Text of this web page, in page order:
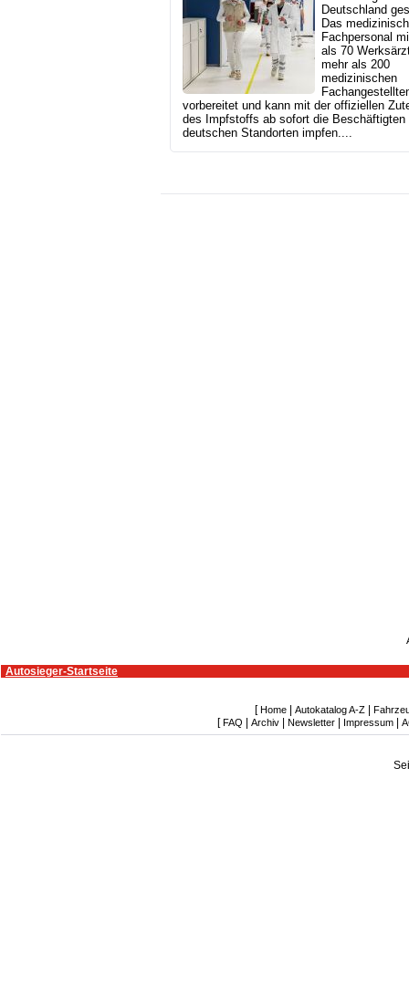
Deutschland
Das
Fachpersonal
als 70
mehr als 200
medizinischen
vorbereitet und kann mit der offiziellen
des Impfstoffs ab sofort die Beschäftigten
deutschen Standorten impfen....
Autosieger-Startseite
[ Home| Autokatalog A-Z|
[ FAQ Archiv Newsletter Impressum